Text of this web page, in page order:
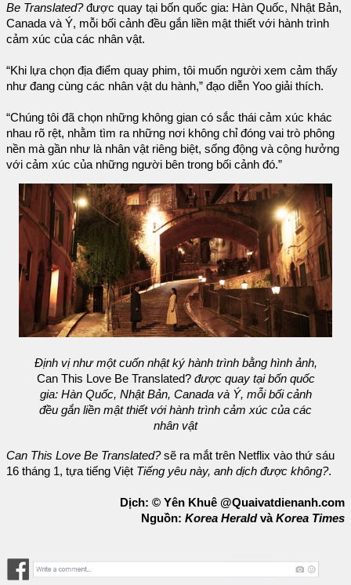
Be Translated?được quay tại bốn quốc gia: Hàn Quốc, Nhật Bản,
Canada và Ý, mỗi bối cảnh đều gắn liền mật thiết với hành trình
cảm xúc của các nhân vật.
“Khi lựa chọn địa điểm quay phim, tôi muốn người xem cảm thấy
như đang cùng các nhân vật du hành,” đạo diễn Yoo giải thích.
“Chúng tôi đã chọn những không gian có sắc thái cảm xúc khác
nhau rõ rệt, nhằm tìm ra những nơi không chỉ đóng vai trò phông
nền mà gần như là nhân vật riêng biệt, sống động và cộng hưởng
với cảm xúc của những người bên trong bối cảnh đó.”
Định vị như một cuốn nhật ký hành trình bằng hình ảnh,
Can This Love Be Translated?được quay tại bốn quốc
gia: Hàn Quốc, Nhật Bản, Canada và Ý, mỗi bối cảnh
đều gắn liền mật thiết với hành trình cảm xúc của các
nhân vật
Can This Love Be Translated?sẽ ra mắt trên Netflix vào thứ sáu
16 tháng 1, tựa tiếng Việt Tiếng yêu này, anh dịch được không?.
Dịch: © Yên Khuê @Quaivatdienanh.com
Nguồn: Korea HeraldvàKorea Times